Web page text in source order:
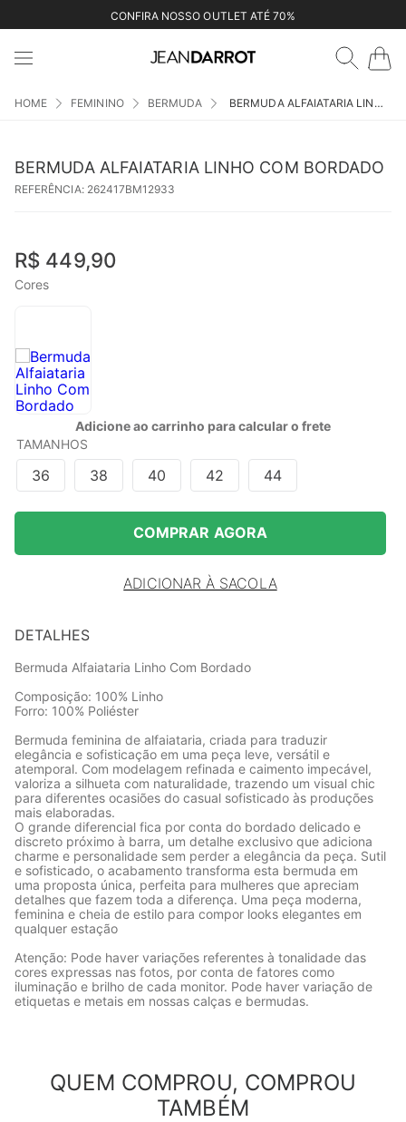
CONFIRA NOSSO OUTLET ATÉ 70%
FEMININO BERMUDA BERMUDA ALFAIATARIA LINHO COM BORDADO
BERMUDA ALFAIATARIA LINHO COM BORDADO
REFERÊNCIA: 262417BM12933
R$ 449,90
Cores
Adicione ao carrinho para calcular o frete
TAMANHOS
36 38 40 42 44
COMPRAR AGORA
ADICIONAR À SACOLA
DETALHES
Bermuda Alfaiataria Linho Com Bordado
Composição: 100% Linho
Forro: 100% Poliéster
Bermuda feminina de alfaiataria, criada para traduzir
elegância e sofisticação em uma peça leve, versátil e
atemporal. Com modelagem refinada e caimento impecável,
valoriza a silhueta com naturalidade, trazendo um visual chic
para diferentes ocasiões do casual sofisticado às produções
mais elaboradas.
O grande diferencial fica por conta do bordado delicado e
discreto próximo à barra, um detalhe exclusivo que adiciona
charme e personalidade sem perder a elegância da peça. Sutil
e sofisticado, o acabamento transforma esta bermuda em
uma proposta única, perfeita para mulheres que apreciam
detalhes que fazem toda a diferença. Uma peça moderna,
feminina e cheia de estilo para compor looks elegantes em
qualquer estação
Atenção: Pode haver variações referentes à tonalidade das
cores expressas nas fotos, por conta de fatores como
iluminação e brilho de cada monitor. Pode haver variação de
etiquetas e metais em nossas calças e bermudas.
QUEM COMPROU, COMPROU
TAMBÉM